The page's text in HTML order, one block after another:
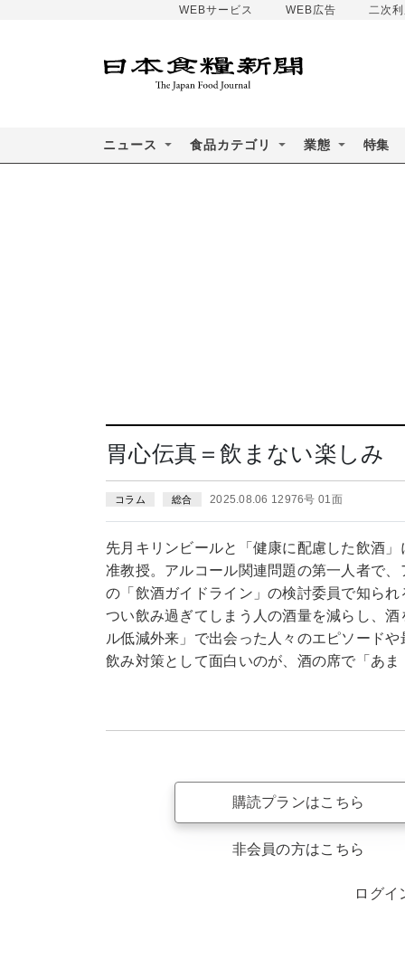
WEBサービス WEB広告 二次
ニュース 食品カテゴリ 業態 特集
胃心伝真＝飲まない楽しみ
コラム 総合 2025.08.06 12976号 01面
先月キリンビールと「健康に配慮した飲酒
准教授。アルコール関連問題の第一人者で
の「飲酒ガイドライン」の検討委員で知ら
つい飲み過ぎてしまう人の酒量を減らし、
ル低減外来」で出会った人々のエピソード
飲み対策として面白いのが、酒の席で「あま
購読プランはこちら
非会員の方はこちら
ログイ